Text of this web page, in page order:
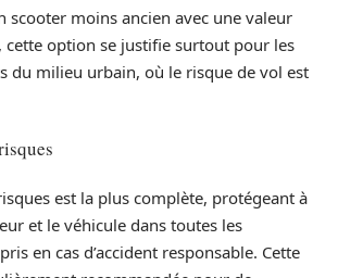
scooter moins ancien avec une valeur
cette option se justifie surtout pour les
du milieu urbain, où le risque de vol est
est la plus complète, protégeant à
et le véhicule dans toutes les
en cas d’accident responsable. Cette